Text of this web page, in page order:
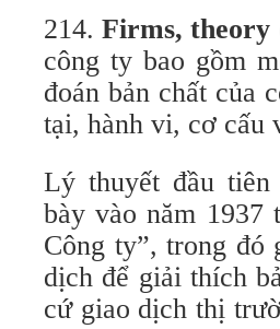
214.Firms, theory
công ty bao gồm
đoán bản chất của
tại, hành vi, cơ cấu
Lý thuyết đầu tiên
bày vào năm 1937
Công ty”, trong
dịch để giải thích
cứ giao dịch thị